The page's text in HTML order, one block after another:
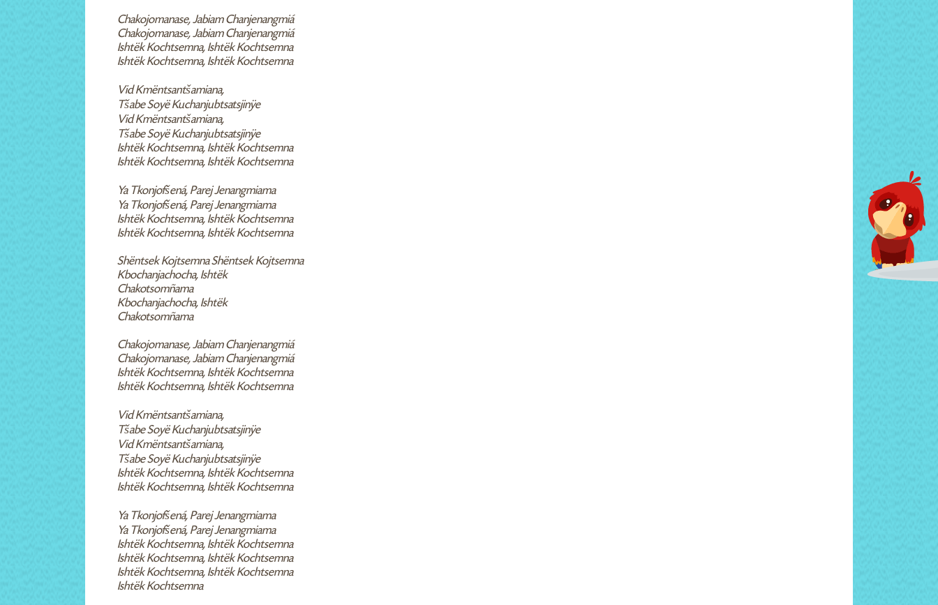
Chakojomanase, Jabiam Chanjenangmiá
Chakojomanase, Jabiam Chanjenangmiá
Ishtëk Kochtsemna, Ishtëk Kochtsemna
Ishtëk Kochtsemna, Ishtëk Kochtsemna
Vid Kmëntsantšamiana,
Tšabe Soyë Kuchanjubtsatsjinÿe
Vid Kmëntsantšamiana,
Tšabe Soyë Kuchanjubtsatsjinÿe
Ishtëk Kochtsemna, Ishtëk Kochtsemna
Ishtëk Kochtsemna, Ishtëk Kochtsemna
Ya Tkonjofšená, Parej Jenangmiama
Ya Tkonjofšená, Parej Jenangmiama
Ishtëk Kochtsemna, Ishtëk Kochtsemna
Ishtëk Kochtsemna, Ishtëk Kochtsemna
Shëntsek Kojtsemna Shëntsek Kojtsemna
Kbochanjachocha, Ishtëk
Chakotsomñama
Kbochanjachocha, Ishtëk
Chakotsomñama
Chakojomanase, Jabiam Chanjenangmiá
Chakojomanase, Jabiam Chanjenangmiá
Ishtëk Kochtsemna, Ishtëk Kochtsemna
Ishtëk Kochtsemna, Ishtëk Kochtsemna
Vid Kmëntsantšamiana,
Tšabe Soyë Kuchanjubtsatsjinÿe
Vid Kmëntsantšamiana,
Tšabe Soyë Kuchanjubtsatsjinÿe
Ishtëk Kochtsemna, Ishtëk Kochtsemna
Ishtëk Kochtsemna, Ishtëk Kochtsemna
Ya Tkonjofšená, Parej Jenangmiama
Ya Tkonjofšená, Parej Jenangmiama
Ishtëk Kochtsemna, Ishtëk Kochtsemna
Ishtëk Kochtsemna, Ishtëk Kochtsemna
Ishtëk Kochtsemna, Ishtëk Kochtsemna
Ishtëk Kochtsemna